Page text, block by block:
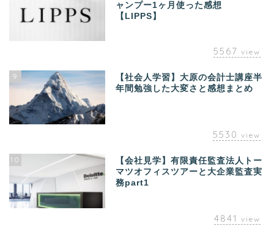
ャンプー1ヶ月使った感想
【LIPPS】
5567 view
9
【社会人学習】大原の会計士講座半
年間勉強した大変さと感想まとめ
5530 view
10
【会社見学】有限責任監査法人トー
マツオフィスツアーと大企業監査実
務part1
4841 view